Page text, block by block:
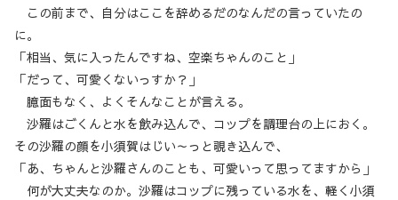
この前まで、自分はここを辞めるだのなんだの言っていたの
に。
「相当、気に入ったんですね、空楽ちゃんのこと」
「だって、可愛くないっすか？」
臆面もなく、よくそんなことが言える。
沙羅はごくんと水を飲み込んで、コップを調理台の上におく。
その沙羅の顔を小須賀はじい～っと覗き込んで、
「あ、ちゃんと沙羅さんのことも、可愛いって思ってますから」
何が大丈夫なのか。沙羅はコップに残っている水を、軽く小須